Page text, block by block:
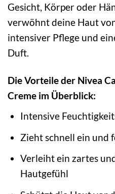
Gesicht, Körper oder
verwöhnt deine Haut
intensiver Pflege und
Duft.
Die Vorteile der Nivea
Creme im Überblick:
Intensive
Zieht schnell ein und
Verleiht ein zartes
Hautgefühl